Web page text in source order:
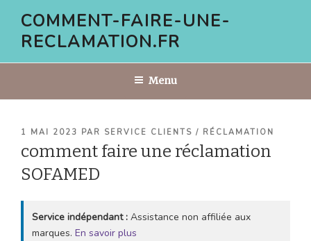
contenu
COMMENT-FAIRE-UNE-
RECLAMATION.FR
Menu
PUBLIÉ
1 MAI 2023 PAR SERVICE CLIENTS / RÉCLAMATION
comment faire une réclamation
SOFAMED
Service indépendant : Assistance non affiliée aux
marques. En savoir plus